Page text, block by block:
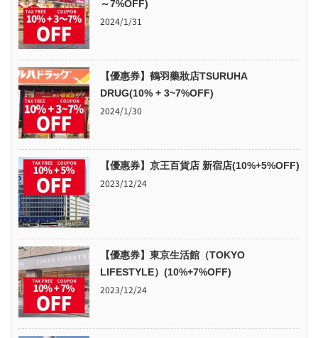
～7%OFF)
2024/1/31
【優惠券】鶴羽藥妝店TSURUHA
DRUG(10% + 3~7%OFF)
2024/1/30
【優惠券】京王百貨店 新宿店(10%+5%OFF)
2023/12/24
【優惠券】東京生活館（TOKYO
LIFESTYLE）(10%+7%OFF)
2023/12/24